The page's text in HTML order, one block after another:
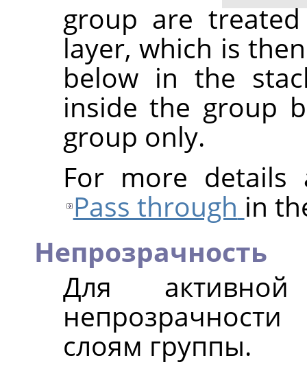
group are
layer, which is
below in the
inside the group
group only.
For more
Pass through in
Непрозрачность
Для
слоям группы.